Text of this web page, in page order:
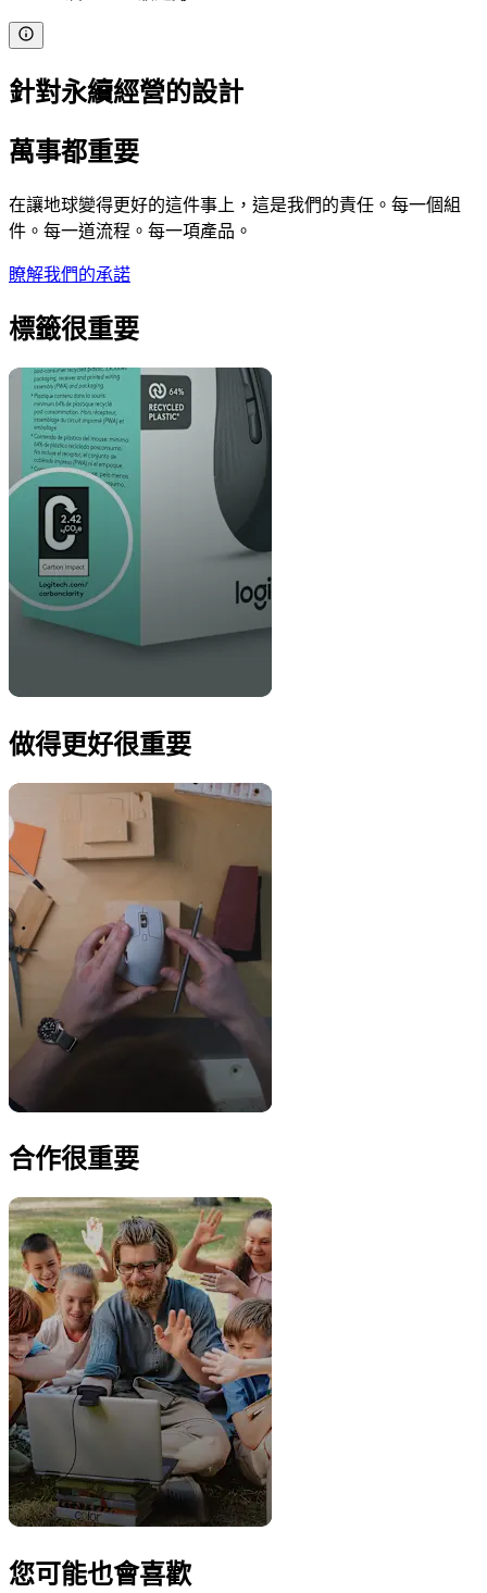
針對永續經營的設計
萬事都重要
在讓地球變得更好的這件事上，這是我們的責任。每一個組
件。每一道流程。每一項產品。
瞭解我們的承諾
標籤很重要
做得更好很重要
合作很重要
您可能也會喜歡